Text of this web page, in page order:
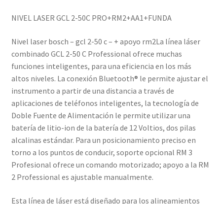
NIVEL LASER GCL 2-50C PRO+RM2+AA1+FUNDA
Nivel laser bosch – gcl 2-50 c – + apoyo rm2La línea láser
combinado GCL 2-50 C Professional ofrece muchas
funciones inteligentes, para una eficiencia en los más
altos niveles. La conexión Bluetooth® le permite ajustar el
instrumento a partir de una distancia a través de
aplicaciones de teléfonos inteligentes, la tecnología de
Doble Fuente de Alimentación le permite utilizar una
batería de litio-ion de la batería de 12 Voltios, dos pilas
alcalinas estándar. Para un posicionamiento preciso en
torno a los puntos de conducir, soporte opcional RM 3
Profesional ofrece un comando motorizado; apoyo a la RM
2 Professional es ajustable manualmente.
Esta línea de láser está diseñado para los alineamientos